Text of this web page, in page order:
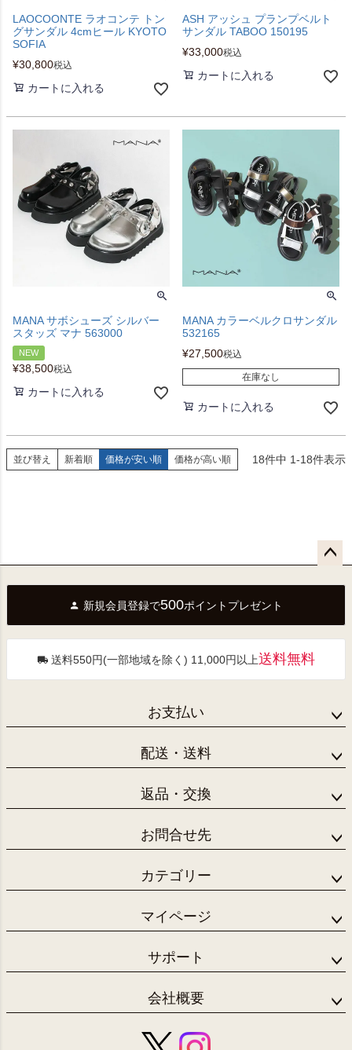
LAOCOONTE ラオコンテ トン
グサンダル 4cmヒール KYOTO
SOFIA
¥30,800税込
カートに入れる
ASH アッシュ プランプベルト
サンダル TABOO 150195
¥33,000税込
カートに入れる
MANA サボシューズ シルバー
スタッズ マナ 563000
NEW
¥38,500税込
カートに入れる
MANA カラーベルクロサンダル
532165
¥27,500税込
在庫なし
カートに入れる
並び替え 新着順 価格が安い順 価格が高い順 18件中 1-18件表示
へ
新規会員登録で500ポイントプレゼント
送料550円(一部地域を除く) 11,000円以上送料無料
お支払い
配送・送料
返品・交換
お問合せ先
カテゴリー
マイページ
サポート
会社概要